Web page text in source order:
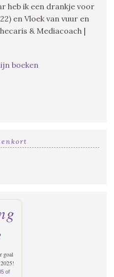
heb ik een drankje voor
en Vloek van vuur en
& Mediacoach |
boeken
goal
of